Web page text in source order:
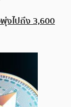
งไปถึง 3,600